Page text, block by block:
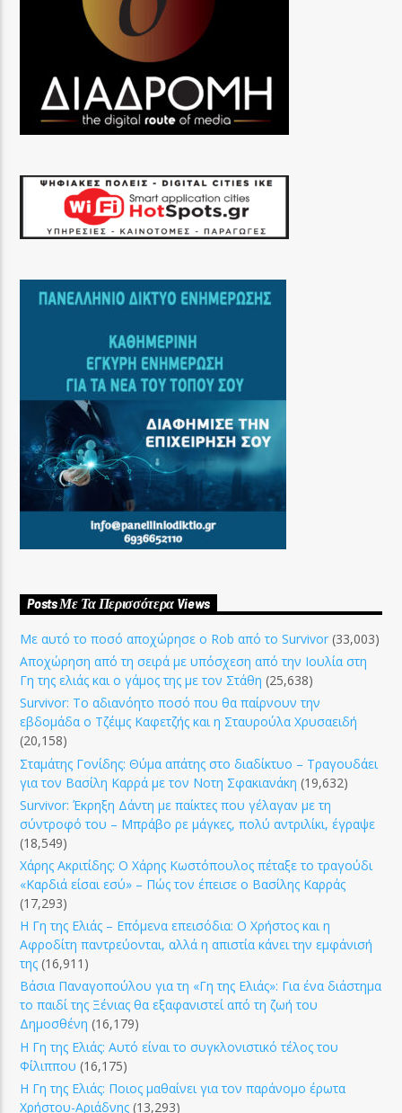
Posts Με Τα Περισσότερα Views
Με αυτό το ποσό αποχώρησε ο Rob από το Survivor (33,003)
Αποχώρηση από τη σειρά με υπόσχεση από την Ιουλία στη
Γη της ελιάς και ο γάμος της με τον Στάθη (25,638)
Survivor: Το αδιανόητο ποσό που θα παίρνουν την
εβδομάδα ο Τζέιμς Καφετζής και η Σταυρούλα Χρυσαειδή
(20,158)
Σταμάτης Γονίδης: Θύμα απάτης στο διαδίκτυο – Τραγουδάει
για τον Βασίλη Καρρά με τον Νοτη Σφακιανάκη (19,632)
Survivor: Έκρηξη Δάντη με παίκτες που γέλαγαν με τη
σύντροφό του – Μπράβο ρε μάγκες, πολύ αντριλίκι, έγραψε
(18,549)
Χάρης Ακριτίδης: Ο Χάρης Κωστόπουλος πέταξε το τραγούδι
«Καρδιά είσαι εσύ» – Πώς τον έπεισε ο Βασίλης Καρράς
(17,293)
Η Γη της Ελιάς – Επόμενα επεισόδια: Ο Χρήστος και η
Αφροδίτη παντρεύονται, αλλά η απιστία κάνει την εμφάνισή
της (16,911)
Βάσια Παναγοπούλου για τη «Γη της Ελιάς»: Για ένα διάστημα
το παιδί της Ξένιας θα εξαφανιστεί από τη ζωή του
Δημοσθένη (16,179)
Η Γη της Ελιάς: Αυτό είναι το συγκλονιστικό τέλος του
Φίλιππου (16,175)
Η Γη της Ελιάς: Ποιος μαθαίνει για τον παράνομο έρωτα
Χρήστου-Αριάδνης (13,293)